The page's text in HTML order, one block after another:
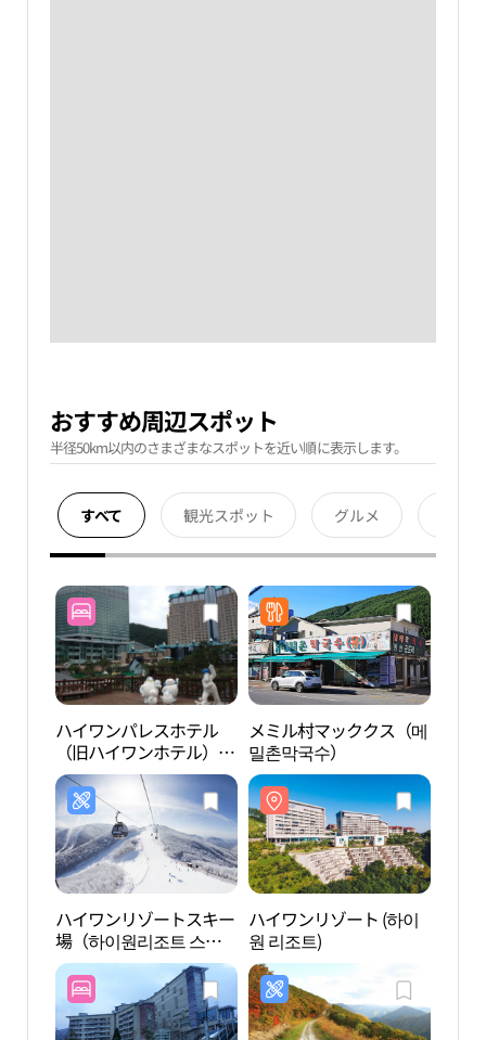
おすすめ周辺スポット
半径50km以内のさまざまなスポットを近い順に表示します。
すべて 観光スポット グルメ
ハイワンパレスホテル
（旧ハイワンホテル）
（하이원 팰리스호텔
（구 하이원호텔））
メミル村マッククス（메
밀촌막국수）
ハイワンリゾートスキー
場（하이원리조트 스키
장）
ハイワンリゾート (하이
원 리조트)